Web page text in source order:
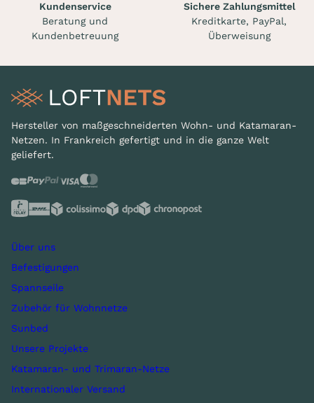
Kundenservice
Beratung und
Kundenbetreuung
Sichere Zahlungsmittel
Kreditkarte, PayPal,
Überweisung
Hersteller von maßgeschneiderten Wohn- und Katamaran-
Netzen. In Frankreich gefertigt und in die ganze Welt
geliefert.
Über uns
Befestigungen
Spannseile
Zubehör für Wohnnetze
Sunbed
Unsere Projekte
Katamaran- und Trimaran-Netze
Internationaler Versand